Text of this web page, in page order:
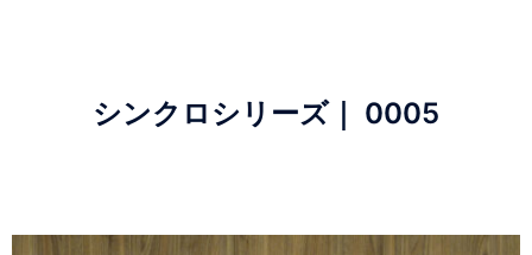
シンクロシリーズ｜ 0005